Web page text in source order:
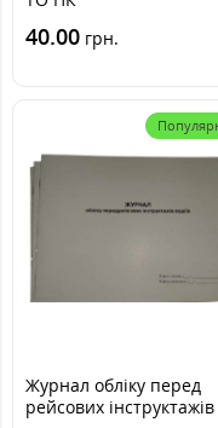
40.00 грн.
Журнал обліку перед
рейсових інструктажів